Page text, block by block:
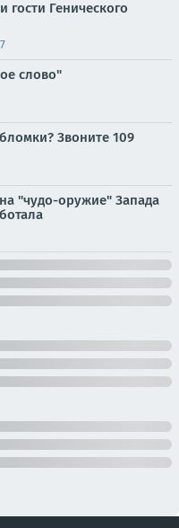
Генического
слово"
Звоните 109
"чудо-оружие" Запада